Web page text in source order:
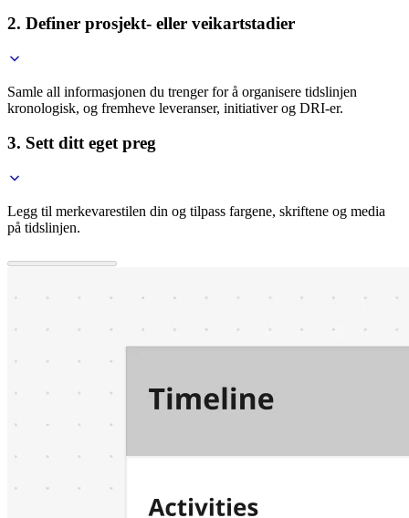
2. Definer prosjekt- eller veikartstadier
Samle all informasjonen du trenger for å organisere tidslinjen
kronologisk, og fremheve leveranser, initiativer og DRI-er.
3. Sett ditt eget preg
Legg til merkevarestilen din og tilpass fargene, skriftene og media
på tidslinjen.